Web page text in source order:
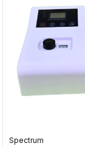
Spectrum